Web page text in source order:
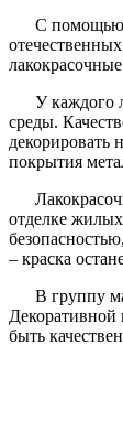
С помощью
У каждого
среды.
декорировать
покрытия
отделке
– краска
В группу
Декоративной
быть